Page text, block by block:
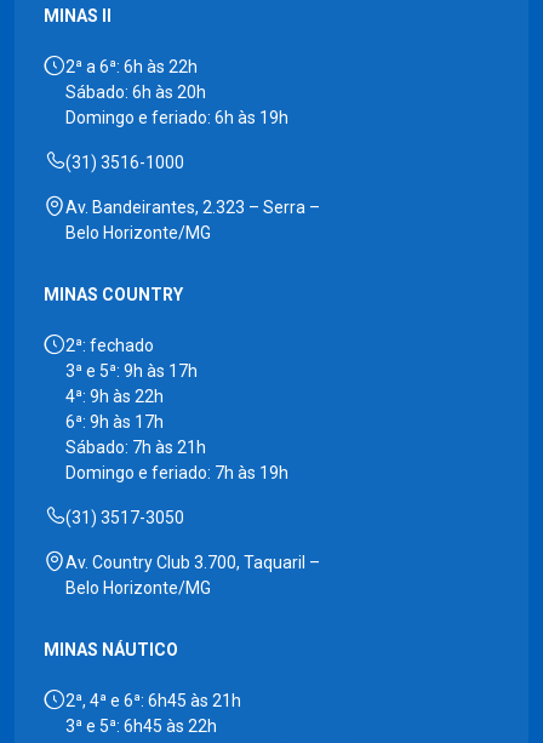
MINAS II
2ª a 6ª: 6h às 22h
Sábado: 6h às 20h
Domingo e feriado: 6h às 19h
(31) 3516-1000
Av. Bandeirantes, 2.323 – Serra –
Belo Horizonte/MG
MINAS COUNTRY
2ª: fechado
3ª e 5ª: 9h às 17h
4ª: 9h às 22h
6ª: 9h às 17h
Sábado: 7h às 21h
Domingo e feriado: 7h às 19h
(31) 3517-3050
Av. Country Club 3.700, Taquaril –
Belo Horizonte/MG
MINAS NÁUTICO
2ª, 4ª e 6ª: 6h45 às 21h
3ª e 5ª: 6h45 às 22h